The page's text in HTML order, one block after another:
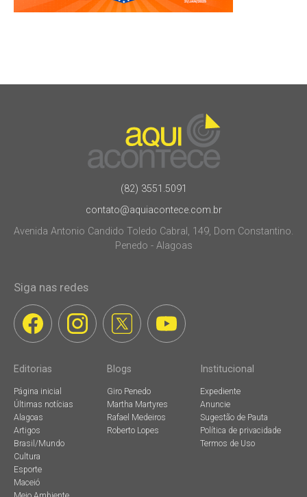
(82) 3551.5091
contato@aquiacontece.com.br
Avenida Antonio Candido Toledo Cabral, 149, Dom Constantino.
Penedo - Alagoas
Siga nas redes
Editorias
Página inicial
Últimas notícias
Alagoas
Artigos
Brasil/Mundo
Cultura
Esporte
Maceió
Blogs
Giro Penedo
Martha Martyres
Rafael Medeiros
Roberto Lopes
Institucional
Expediente
Anuncie
Sugestão de Pauta
Política de privacidade
Termos de Uso